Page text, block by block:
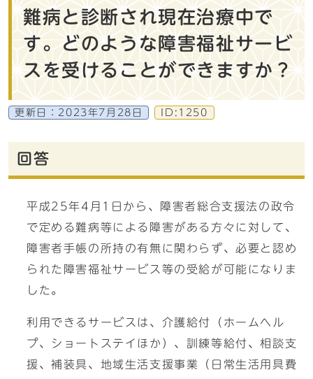
難病と診断され現在治療中で
す。どのような障害福祉サービ
スを受けることができますか？
更新日： 2023年7月28日 ID:1250
回答
平成25年4月1日から、障害者総合支援法の政令
で定める難病等による障害がある方々に対して、
障害者手帳の所持の有無に関わらず、必要と認め
られた障害福祉サービス等の受給が可能になりま
した。
利用できるサービスは、介護給付（ホームヘル
プ、ショートステイほか）、訓練等給付、相談支
援、補装具、地域生活支援事業（日常生活用具費